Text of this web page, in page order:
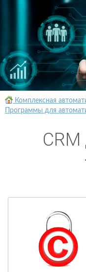
Комплексная
Программы для